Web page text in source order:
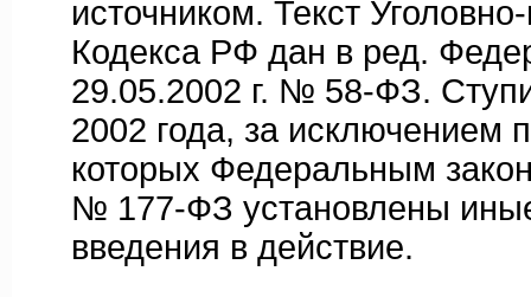
источником. Текст
Кодекса РФ дан в ред.
29.05.2002 г. № 58-ФЗ.
2002 года, за исключением
которых Федеральным
№ 177-ФЗ установлены
введения в действие.